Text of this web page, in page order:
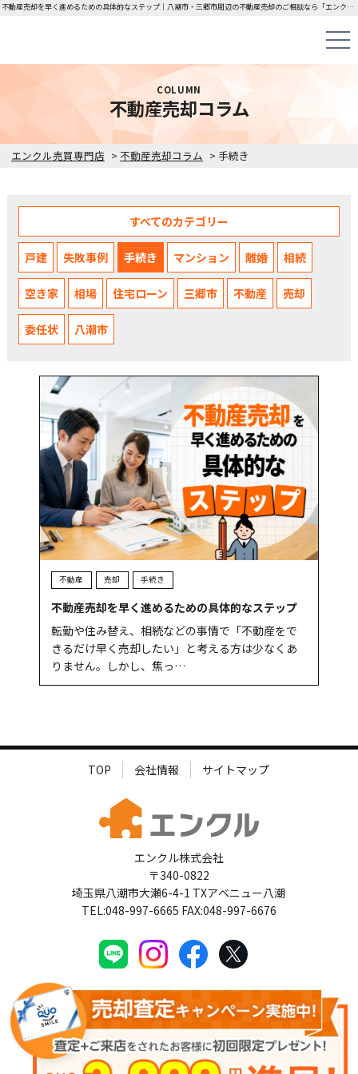
不動産売却を早く進めるための具体的なステップ｜八潮市・三郷市周辺の不動産売却のご相談なら「エンクル売買専門店」にお任せください！
エンクル売買専門店 > 不動産売却コラム > 手続き
COLUMN
不動産売却コラム
すべてのカテゴリー
戸建 失敗事例 手続き マンション 離婚 相続
空き家 相場 住宅ローン 三郷市 不動産 売却
委任状 八潮市
不動産 売却 手続き
不動産売却を早く進めるための具体的なステップ
転勤や住み替え、相続などの事情で「不動産をで
きるだけ早く売却したい」と考える方は少なくあ
りません。しかし、焦っ…
TOP 会社情報 サイトマップ
エンクル株式会社
〒340-0822
埼玉県八潮市大瀬6-4-1 TXアベニュー八潮
TEL:048-997-6665 FAX:048-997-6676